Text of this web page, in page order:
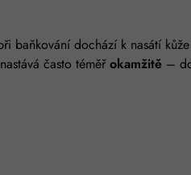
baňkování dochází k nasátí
často téměřokamžitě –